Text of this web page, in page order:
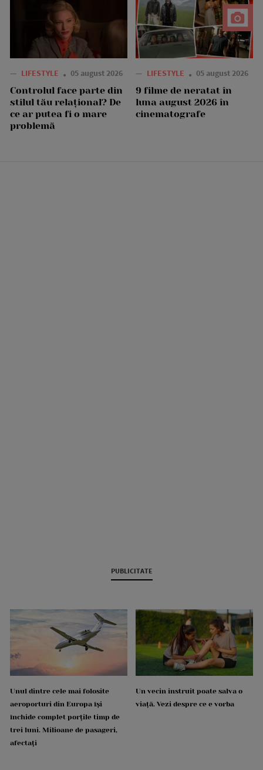
— LIFESTYLE 05 august 2026
Controlul face parte din
stilul tău relațional? De
ce ar putea fi o mare
problemă
— LIFESTYLE 05 august 2026
9 filme de neratat în
luna august 2026 în
cinematografe
PUBLICITATE
Unul dintre cele mai folosite
aeroporturi din Europa își
închide complet porțile timp de
trei luni. Milioane de pasageri,
afectați
Un vecin instruit poate salva o
viață. Vezi despre ce e vorba